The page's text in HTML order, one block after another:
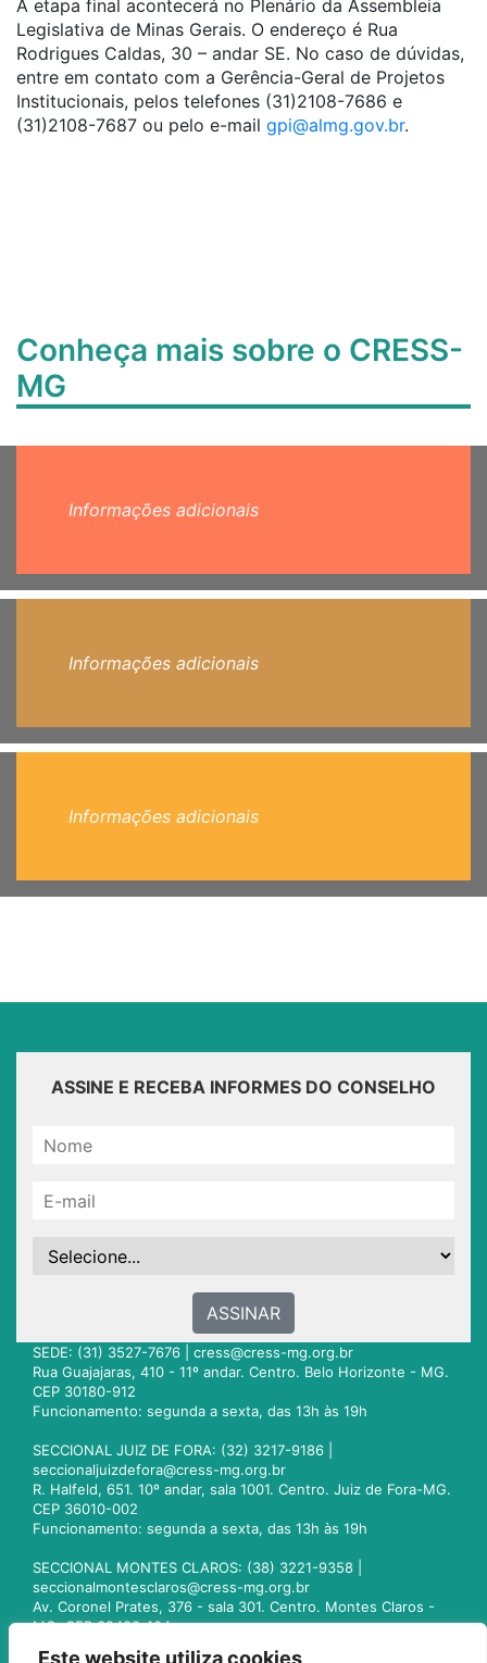
Este website utiliza cookies
A etapa final acontecerá no Plenário da Assembleia
Legislativa de Minas Gerais. O endereço é Rua
Rodrigues Caldas, 30 – andar SE. No caso de dúvidas,
entre em contato com a Gerência-Geral de Projetos
Institucionais, pelos telefones (31)2108-7686 e
(31)2108-7687 ou pelo e-mail gpi@almg.gov.br.
Conheça mais sobre o CRESS-
MG
Informações adicionais
Informações adicionais
Informações adicionais
ASSINE E RECEBA INFORMES DO CONSELHO
ASSINAR
SEDE: (31) 3527-7676 | cress@cress-mg.org.br
Rua Guajajaras, 410 - 11º andar. Centro. Belo Horizonte - MG.
CEP 30180-912
Funcionamento: segunda a sexta, das 13h às 19h
SECCIONAL JUIZ DE FORA: (32) 3217-9186 |
seccionaljuizdefora@cress-mg.org.br
R. Halfeld, 651. 10º andar, sala 1001. Centro. Juiz de Fora-MG.
CEP 36010-002
Funcionamento: segunda a sexta, das 13h às 19h
SECCIONAL MONTES CLAROS: (38) 3221-9358 |
seccionalmontesclaros@cress-mg.org.br
Av. Coronel Prates, 376 - sala 301. Centro. Montes Claros -
MG. CEP 39400-104